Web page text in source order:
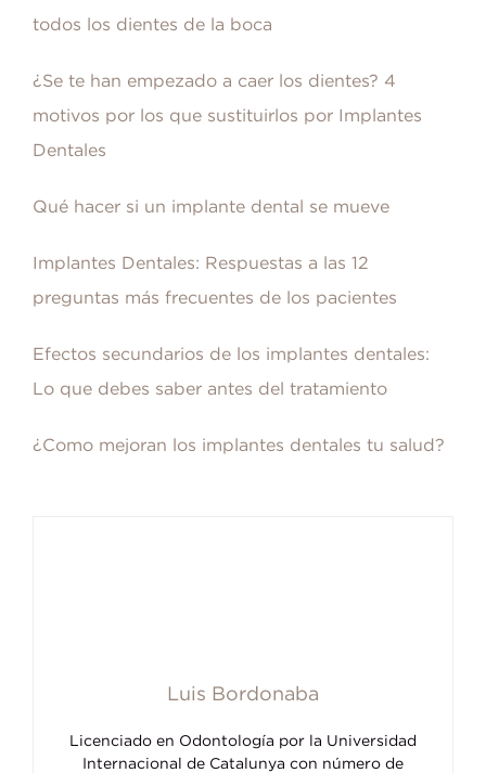
todos los dientes de la boca
¿Se te han empezado a caer los dientes? 4
motivos por los que sustituirlos por Implantes
Dentales
Qué hacer si un implante dental se mueve
Implantes Dentales: Respuestas a las 12
preguntas más frecuentes de los pacientes
Efectos secundarios de los implantes dentales:
Lo que debes saber antes del tratamiento
¿Como mejoran los implantes dentales tu salud?
Luis Bordonaba
Licenciado en Odontología por la Universidad
Internacional de Catalunya con número de